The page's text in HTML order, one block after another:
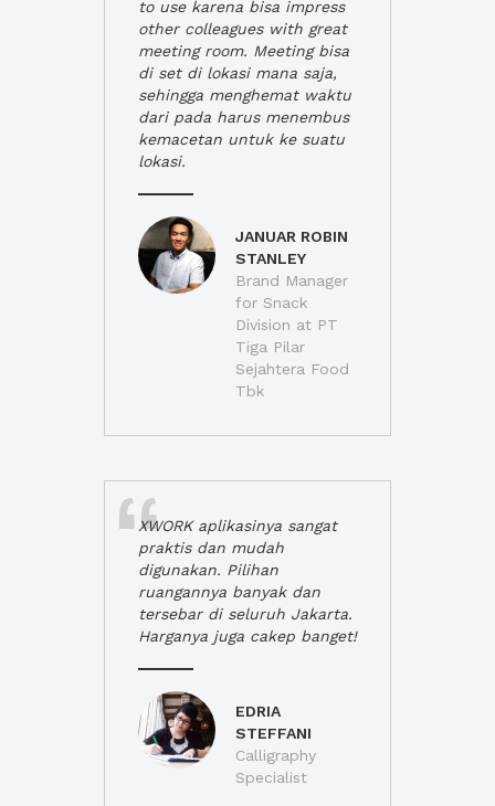
to use karena bisa impress
other colleagues with great
meeting room. Meeting bisa
di set di lokasi mana saja,
sehingga menghemat waktu
dari pada harus menembus
kemacetan untuk ke suatu
lokasi.
JANUAR ROBIN
STANLEY
Brand Manager
for Snack
Division at PT
Tiga Pilar
Sejahtera Food
Tbk
XWORK aplikasinya sangat
praktis dan mudah
digunakan. Pilihan
ruangannya banyak dan
tersebar di seluruh Jakarta.
Harganya juga cakep banget!
EDRIA
STEFFANI
Calligraphy
Specialist